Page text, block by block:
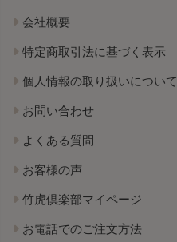
会社概要
特定商取引法に基づく表示
個人情報の取り扱いについて
お問い合わせ
よくある質問
お客様の声
竹虎倶楽部マイページ
お電話でのご注文方法